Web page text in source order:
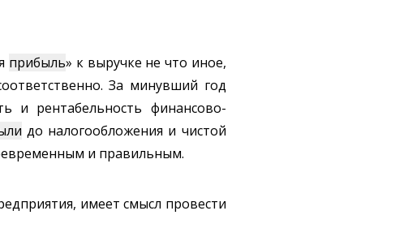
прибыль» к выручке не что иное,
За минувший год
и рентабельность финансово-
до налогообложения и чистой
и правильным.
имеет смысл провести